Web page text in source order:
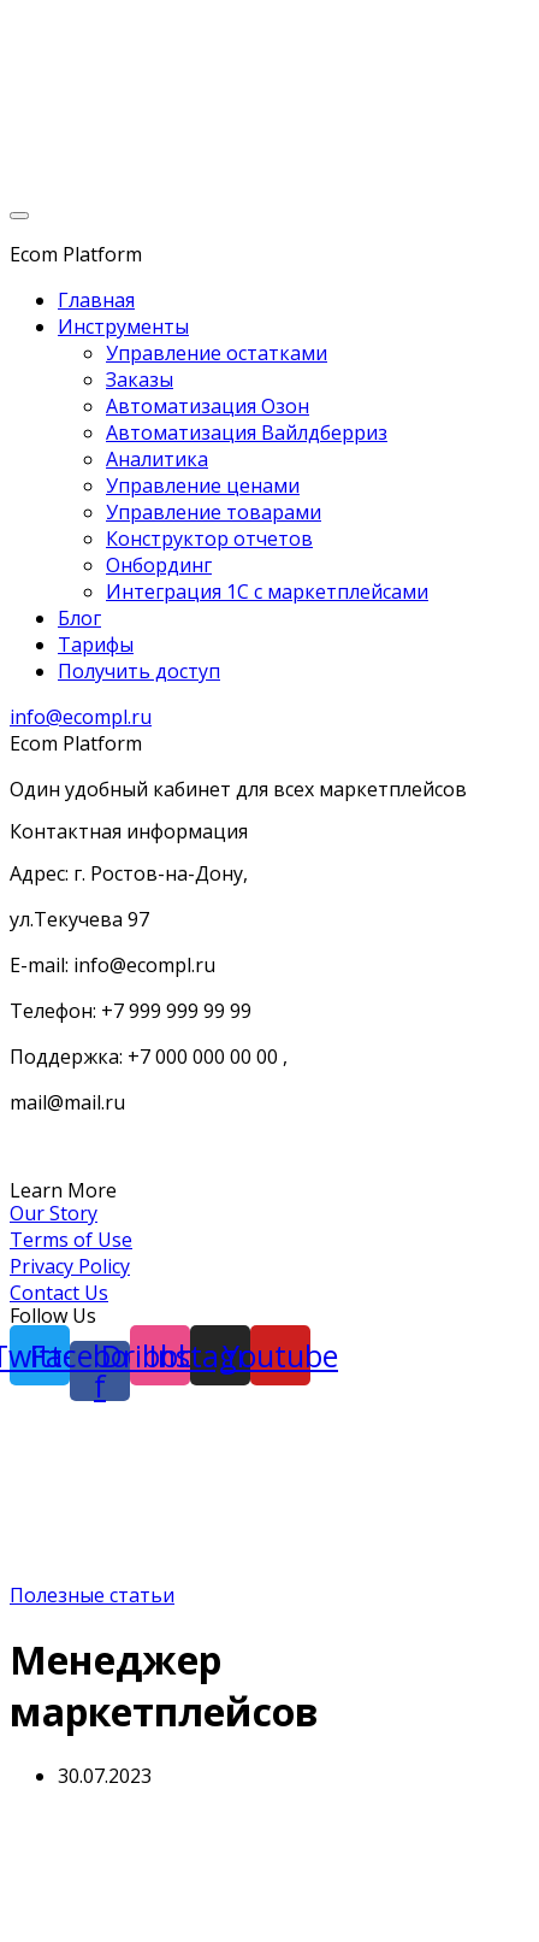
Ecom Platform
Главная
Инструменты
Управление остатками
Заказы
Автоматизация Озон
Автоматизация Вайлдберриз
Аналитика
Управление ценами
Управление товарами
Конструктор отчетов
Онбординг
Интеграция 1С с маркетплейсами
Блог
Тарифы
Получить доступ
info@ecompl.ru
Ecom Platform
Один удобный кабинет для всех маркетплейсов
Контактная информация
Адрес: г. Ростов-на-Дону,
ул.Текучева 97
E-mail: info@ecompl.ru
Телефон: +7 999 999 99 99
Поддержка: +7 000 000 00 00 ,
mail@mail.ru
Learn More
Our Story
Terms of Use
Privacy Policy
Contact Us
Follow Us
Facebook-
f
Dribbble
Instagram
Youtube
Полезные статьи
Менеджер
маркетплейсов
30.07.2023